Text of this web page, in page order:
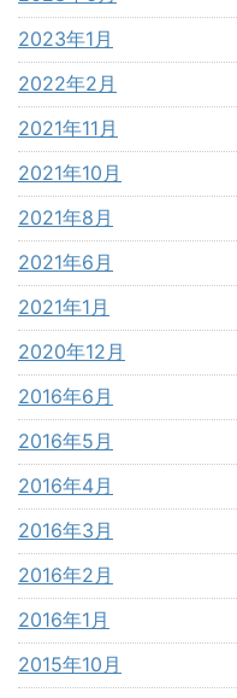
2023年1月
2022年2月
2021年11月
2021年10月
2021年8月
2021年6月
2021年1月
2020年12月
2016年6月
2016年5月
2016年4月
2016年3月
2016年2月
2016年1月
2015年10月